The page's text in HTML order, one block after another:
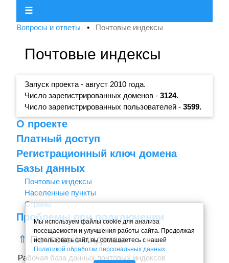
☰
Вопросы и ответы • Почтовые индексы
Почтовые индексы
Запуск проекта - август 2010 года.
Число зарегистрированных доменов - 3124.
Число зарегистрированных пользователей - 3599.
О проекте
Платный доступ
Регистрационный ключ домена
Базы данных
Почтовые индексы
Населенные пункты
Страны
Проблемы при подключении
⇑ Почтовые индексы
Рабочая база данных почтовых индексов
Мы используем файлы cookie для анализа
посещаемости и улучшения работы сайта. Продолжая
использовать сайт, вы соглашаетесь с нашей
Политикой обработки персональных данных